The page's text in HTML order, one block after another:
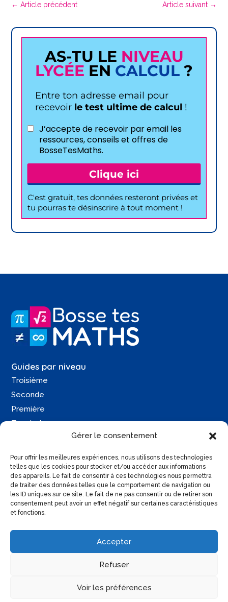
Gérer le consentement
Pour offrir les meilleures expériences, nous utilisons des technologies
telles que les cookies pour stocker et/ou accéder aux informations
des appareils. Le fait de consentir à ces technologies nous permettra
de traiter des données telles que le comportement de navigation ou
les ID uniques sur ce site. Le fait de ne pas consentir ou de retirer son
consentement peut avoir un effet négatif sur certaines caractéristiques
et fonctions.
Accepter
Refuser
Voir les préférences
←Article précédent Article suivant→
Guides par niveau
Troisième
Seconde
Première
Terminale
Contactez-moi
Retrouvez moi sur :
Web